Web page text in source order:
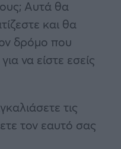
Αυτά θα
και θα
δρόμο που
να είστε εσείς
τις
τον εαυτό σας